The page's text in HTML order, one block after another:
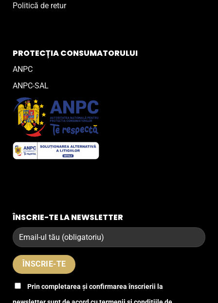
Politică de retur
PROTECȚIA CONSUMATORULUI
ANPC
ANPC-SAL
ÎNSCRIE-TE LA NEWSLETTER
Prin completarea și confirmarea înscrierii la